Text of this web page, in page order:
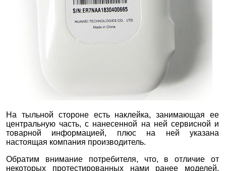
На тыльной стороне есть наклейка, занимающая ее
центральную часть, с нанесенной на ней сервисной и
товарной информацией, плюс на ней указана
настоящая компания производитель.
Обратим внимание потребителя, что, в отличие от
некоторых протестированных нами ранее моделей,